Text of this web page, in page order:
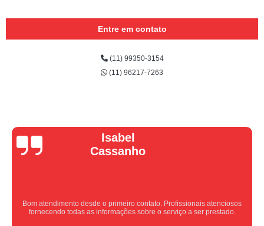
Entre em contato
(11) 99350-3154
(11) 96217-7263
Vera Maria
Equipe nota 10, trabalho rápido com excelência , super organizados.
Super indico.